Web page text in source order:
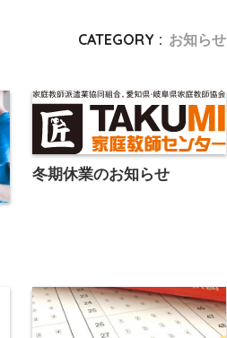
CATEGORY : お知らせ
冬期休業のお知らせ